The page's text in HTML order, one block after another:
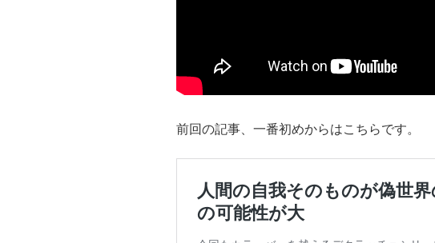
前回の記事、一番初めからはこちらです。